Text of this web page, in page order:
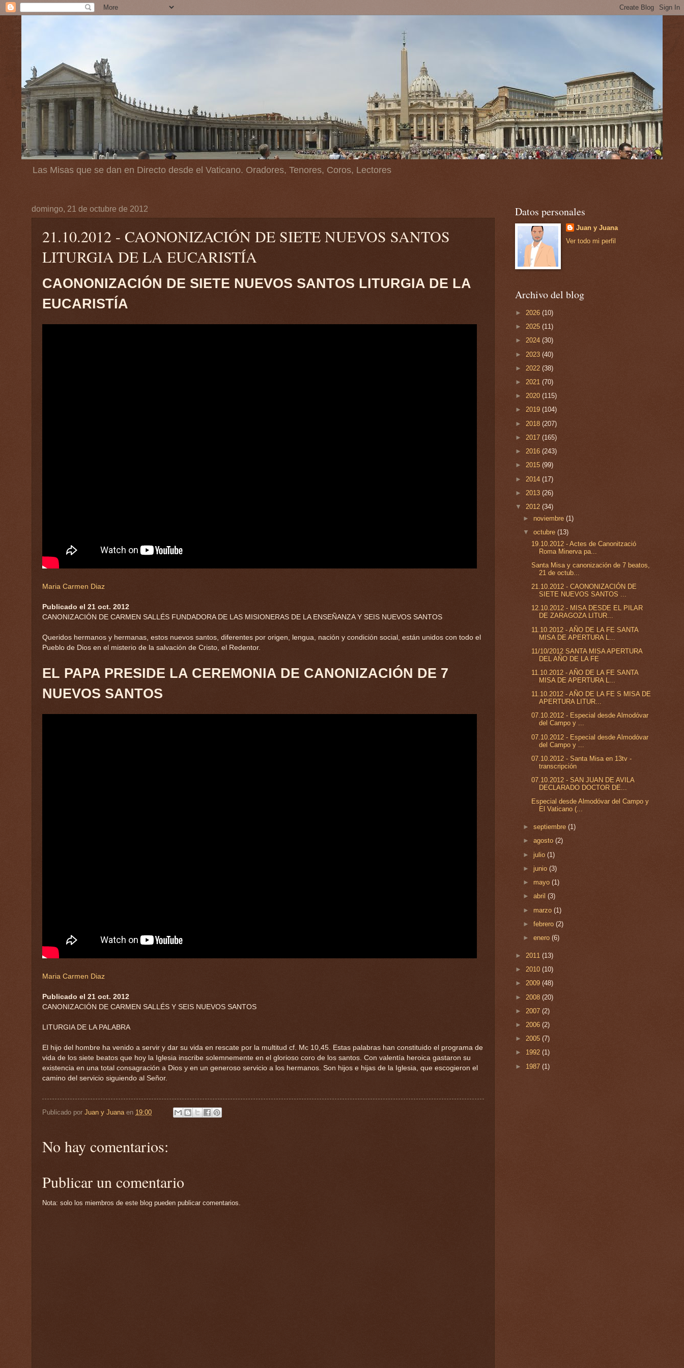
Las Misas que se dan en Directo desde el Vaticano. Oradores, Tenores, Coros, Lectores
domingo, 21 de octubre de 2012
21.10.2012 - CAONONIZACIÓN DE SIETE NUEVOS SANTOS
LITURGIA DE LA EUCARISTÍA
CAONONIZACIÓN DE SIETE NUEVOS SANTOS LITURGIA DE LA
EUCARISTÍA
Maria Carmen Diaz
Publicado el 21 oct. 2012
CANONIZACIÓN DE CARMEN SALLÉS FUNDADORA DE LAS MISIONERAS DE LA ENSEÑANZA Y SEIS NUEVOS SANTOS
Queridos hermanos y hermanas, estos nuevos santos, diferentes por origen, lengua, nación y condición social, están unidos con todo el
Pueblo de Dios en el misterio de la salvación de Cristo, el Redentor.
EL PAPA PRESIDE LA CEREMONIA DE CANONIZACIÓN DE 7
NUEVOS SANTOS
Maria Carmen Diaz
Publicado el 21 oct. 2012
CANONIZACIÓN DE CARMEN SALLÉS Y SEIS NUEVOS SANTOS
LITURGIA DE LA PALABRA
El hijo del hombre ha venido a servir y dar su vida en rescate por la multitud cf. Mc 10,45. Estas palabras han constituido el programa de
vida de los siete beatos que hoy la Iglesia inscribe solemnemente en el glorioso coro de los santos. Con valentía heroica gastaron su
existencia en una total consagración a Dios y en un generoso servicio a los hermanos. Son hijos e hijas de la Iglesia, que escogieron el
camino del servicio siguiendo al Señor.
Publicado por Juan y Juana en 19:00
No hay comentarios:
Publicar un comentario
Nota: solo los miembros de este blog pueden publicar comentarios.
Datos personales
Juan y Juana
Ver todo mi perfil
Archivo del blog
► 2026 (10)
► 2025 (11)
► 2024 (30)
► 2023 (40)
► 2022 (38)
► 2021 (70)
► 2020 (115)
► 2019 (104)
► 2018 (207)
► 2017 (165)
► 2016 (243)
► 2015 (99)
► 2014 (17)
► 2013 (26)
▼ 2012 (34)
► noviembre(1)
▼octubre(13)
19.10.2012 - Actes de Canonització
Roma Minerva pa...
Santa Misa y canonización de 7 beatos,
21 de octub...
21.10.2012 - CAONONIZACIÓN DE
SIETE NUEVOS SANTOS ...
12.10.2012 - MISA DESDE EL PILAR
DE ZARAGOZA LITUR...
11.10.2012 - AÑO DE LA FE SANTA
MISA DE APERTURA L...
11/10/2012 SANTA MISA APERTURA
DEL AÑO DE LA FE
11.10.2012 - AÑO DE LA FE SANTA
MISA DE APERTURA L...
11.10.2012 - AÑO DE LA FE S MISA DE
APERTURA LITUR...
07.10.2012 - Especial desde Almodóvar
del Campo y ...
07.10.2012 - Especial desde Almodóvar
del Campo y ...
07.10.2012 - Santa Misa en 13tv -
transcripción
07.10.2012 - SAN JUAN DE AVILA
DECLARADO DOCTOR DE...
Especial desde Almodóvar del Campo y
El Vaticano (...
►septiembre(1)
►agosto(2)
►julio(1)
►junio(3)
► mayo(1)
►abril(3)
► marzo(1)
►febrero(2)
►enero(6)
► 2011 (13)
► 2010 (10)
► 2009 (48)
► 2008 (20)
► 2007 (2)
► 2006 (2)
► 2005 (7)
► 1992 (1)
► 1987 (1)